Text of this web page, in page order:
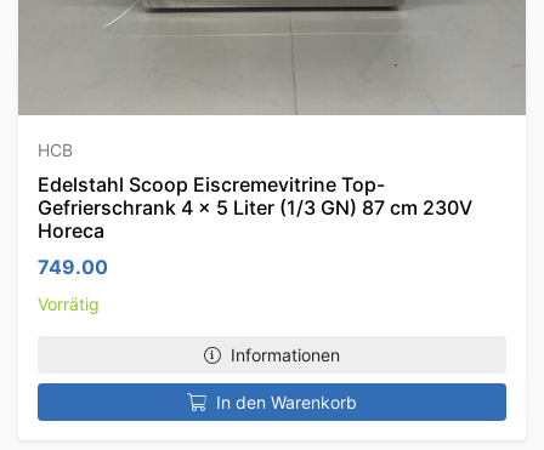
HCB
Edelstahl Scoop Eiscremevitrine Top-
Gefrierschrank 4 x 5 Liter (1/3 GN) 87 cm 230V
Horeca
749.00
Vorrätig
Informationen
In den Warenkorb